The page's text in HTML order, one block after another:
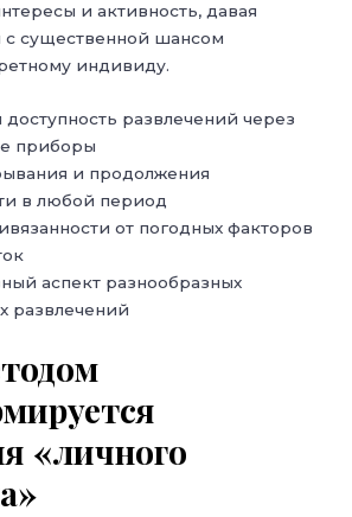
и активность, давая
с существенной шансом
индивиду.
развлечений через
приборы
и продолжения
в любой период
от погодных факторов
аспект разнообразных
развлечений
«личного